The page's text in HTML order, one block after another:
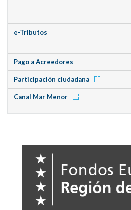
e-Tributos
Pago a Acreedores
Participación ciudadana
Canal Mar Menor